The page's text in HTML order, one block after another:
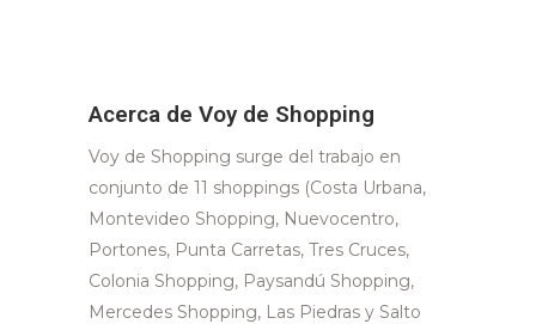
Acerca de Voy de Shopping
Voy de Shopping surge del trabajo en
conjunto de 11 shoppings (Costa Urbana,
Montevideo Shopping, Nuevocentro,
Portones, Punta Carretas, Tres Cruces,
Colonia Shopping, Paysandú Shopping,
Mercedes Shopping, Las Piedras y Salto